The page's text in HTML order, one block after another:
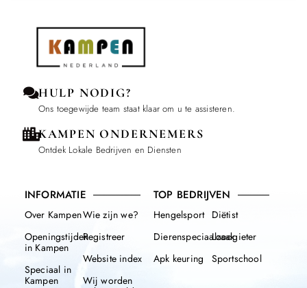
HULP NODIG?
Ons toegewijde team staat klaar om u te assisteren.
KAMPEN ONDERNEMERS
Ontdek Lokale Bedrijven en Diensten
INFORMATIE
Over Kampen
Openingstijden
in Kampen
Speciaal in
Kampen
Wie zijn we?
Registreer
Website index
Wij worden
TOP BEDRIJVEN
Hengelsport
Dierenspeciaalzaak
Apk keuring
Diëtist
Loodgieter
Sportschool